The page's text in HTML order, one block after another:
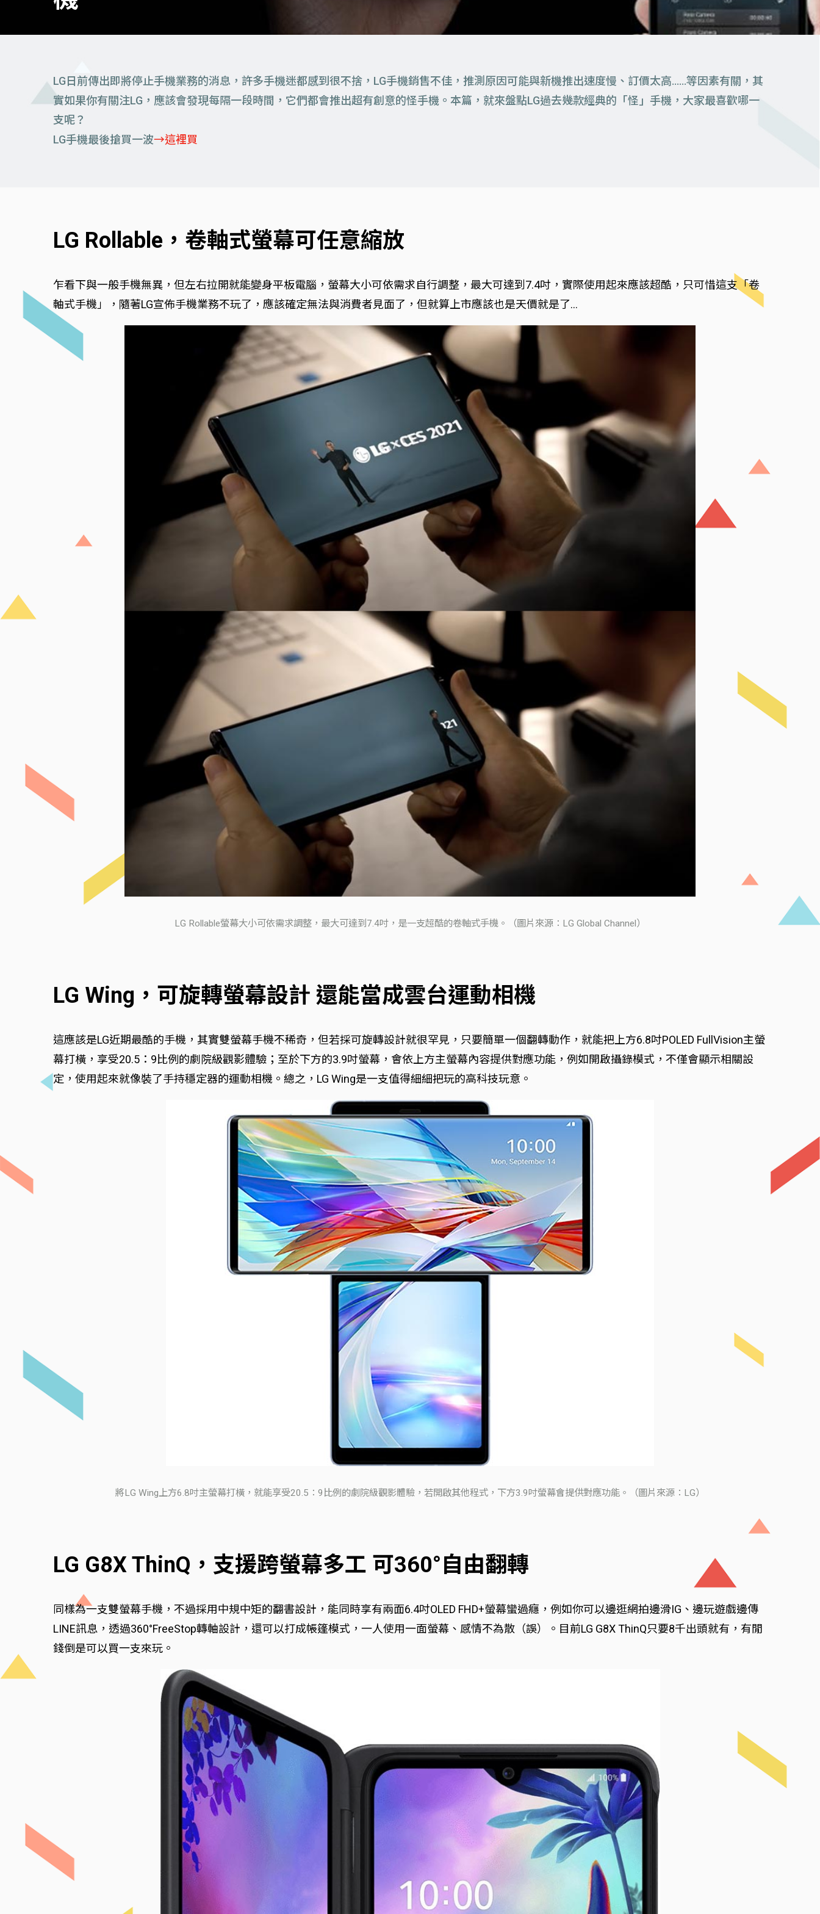
LG日前傳出即將停止手機業務的消息，許多手機迷都感到很不捨，LG手機銷售不佳，推測原因可能與新機推出速度慢、訂價太高……等因素有關，其
實如果你有關注LG，應該會發現每隔一段時間，它們都會推出超有創意的怪手機。本篇，就來盤點LG過去幾款經典的「怪」手機，大家最喜歡哪一
支呢？
LG手機最後搶買一波→這裡買
LG Rollable，卷軸式螢幕可任意縮放
乍看下與一般手機無異，但左右拉開就能變身平板電腦，螢幕大小可依需求自行調整，最大可達到7.4吋，實際使用起來應該超酷，只可惜這支「卷
軸式手機」，隨著LG宣佈手機業務不玩了，應該確定無法與消費者見面了，但就算上市應該也是天價就是了…
LG Rollable螢幕大小可依需求調整，最大可達到7.4吋，是一支超酷的卷軸式手機。（圖片來源：LG Global Channel）
LG Wing，可旋轉螢幕設計 還能當成雲台運動相機
這應該是LG近期最酷的手機，其實雙螢幕手機不稀奇，但若採可旋轉設計就很罕見，只要簡單一個翻轉動作，就能把上方6.8吋POLED FullVision主螢
幕打橫，享受20.5：9比例的劇院級觀影體驗；至於下方的3.9吋螢幕，會依上方主螢幕內容提供對應功能，例如開啟攝錄模式，不僅會顯示相關設
定，使用起來就像裝了手持穩定器的運動相機。總之，LG Wing是一支值得細細把玩的高科技玩意。
將LG Wing上方6.8吋主螢幕打橫，就能享受20.5：9比例的劇院級觀影體驗，若開啟其他程式，下方3.9吋螢幕會提供對應功能。（圖片來源：LG）
LG G8X ThinQ，支援跨螢幕多工 可360°自由翻轉
同樣為一支雙螢幕手機，不過採用中規中矩的翻書設計，能同時享有兩面6.4吋OLED FHD+螢幕蠻過癮，例如你可以邊逛網拍邊滑IG、邊玩遊戲邊傳
LINE訊息，透過360°FreeStop轉軸設計，還可以打成帳篷模式，一人使用一面螢幕、感情不為散（誤）。目前LG G8X ThinQ只要8千出頭就有，有閒
錢倒是可以買一支來玩。